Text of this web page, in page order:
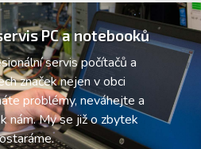
PC a notebooků
servis počítačů a
značek nejen v obci
problémy, neváhejte a
nám. My se již o zbytek